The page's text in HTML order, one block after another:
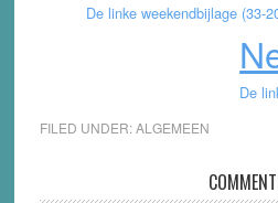
De linke weekendbijlage (33-
De
FILED UNDER:ALGEMEEN